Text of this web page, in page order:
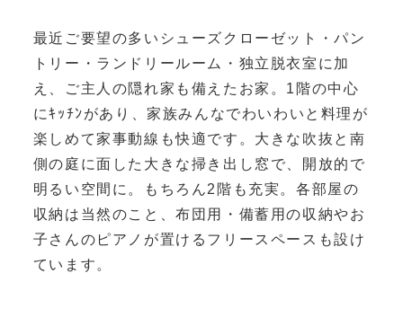
最近ご要望の多いシューズクローゼット・パン
トリー・ランドリールーム・独立脱衣室に加
え、ご主人の隠れ家も備えたお家。1階の中心
にｷｯﾁﾝがあり、家族みんなでわいわいと料理が
楽しめて家事動線も快適です。大きな吹抜と南
側の庭に面した大きな掃き出し窓で、開放的で
明るい空間に。もちろん2階も充実。各部屋の
収納は当然のこと、布団用・備蓄用の収納やお
子さんのピアノが置けるフリースペースも設け
ています。